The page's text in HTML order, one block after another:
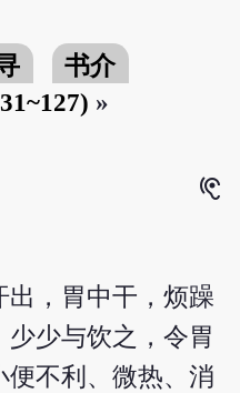
书介
»
hearing
出，胃中干，烦躁
少与饮之，令胃
便不利、微热、消